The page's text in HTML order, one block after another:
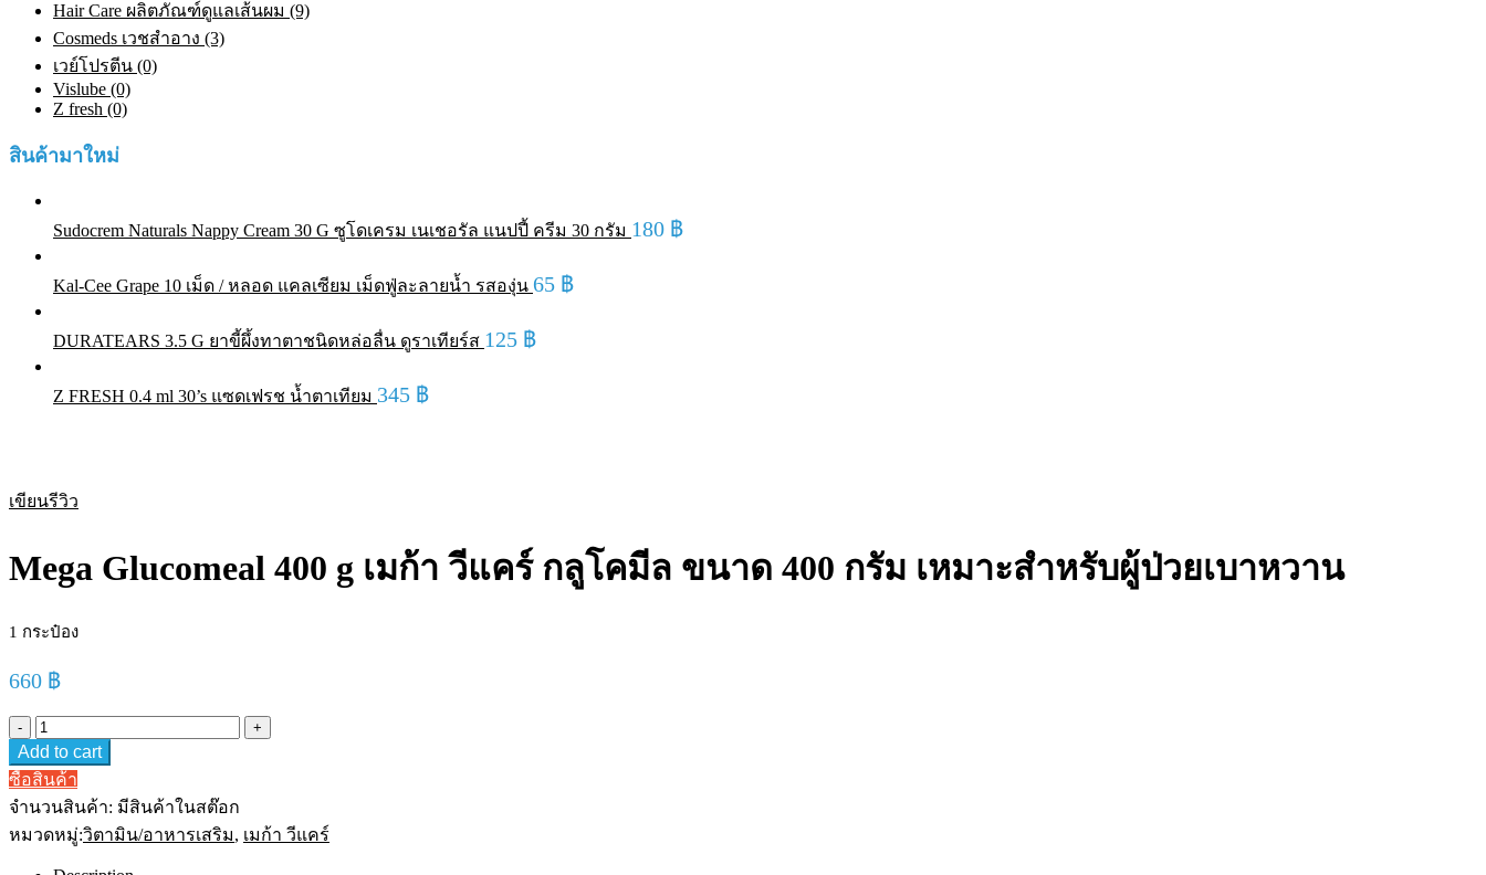
Hair Care ผลิตภัณฑ์ดูแลเส้นผม (9)
Cosmeds เวชสําอาง (3)
เวย์โปรตีน (0)
Vislube (0)
Z fresh (0)
สินค้ามาใหม่
Sudocrem Naturals Nappy Cream 30 G ซูโดเครม เนเชอรัล แนปปี้ ครีม 30 กรัม 180 ฿
Kal-Cee Grape 10 เม็ด / หลอด แคลเซียม เม็ดฟู่ละลายน้ำ รสองุ่น 65 ฿
DURATEARS 3.5 G ยาขี้ผึ้งทาตาชนิดหล่อลื่น ดูราเทียร์ส 125 ฿
Z FRESH 0.4 ml 30’s แซดเฟรช น้ำตาเทียม 345 ฿
เขียนรีวิว
Mega Glucomeal 400 g เมก้า วีแคร์ กลูโคมีล ขนาด 400 กรัม เหมาะสำหรับผู้ป่วยเบาหวาน
1 กระป๋อง
660 ฿
Mega
Glucomeal
400
g
แคร์
Add to cart
ซื้อสินค้า
จำนวนสินค้า: มีสินค้าในสต๊อก
หมวดหมู่:วิตามิน/อาหารเสริม, เมก้า วีแคร์